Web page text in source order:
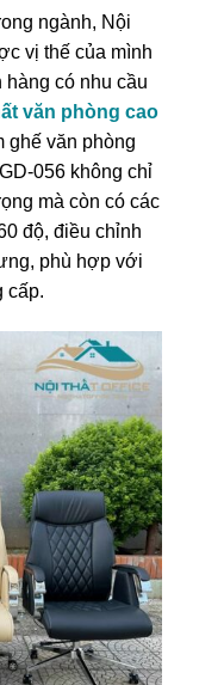
ngành, Nội
vị thế của mình
hàng có nhu cầu
văn phòng cao
ghế văn phòng
056 không chỉ
mà còn có các
độ, điều chỉnh
phù hợp với
cấp.